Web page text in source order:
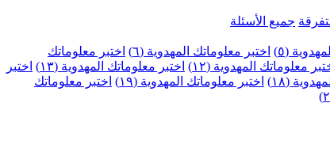
جميع الأسئلة
(٥) اختبر معلوماتك المهدوية (٦)
اختبر معلوماتك
معلوماتك المهدوية (١٢) اختبر معلوماتك المهدوية (١٣)
اختبر
(١٨) اختبر معلوماتك المهدوية (١٩)
اختبر معلوماتك